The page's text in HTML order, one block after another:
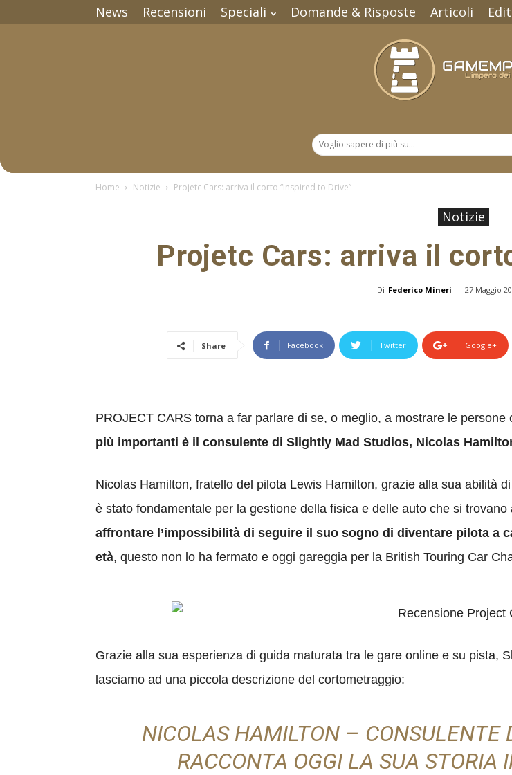
News Recensioni Speciali Domande & Risposte Articoli
Home Notizie Projetc Cars: arriva il corto “Inspired to Drive”
Notizie
Projetc Cars: arriva il
Di Federico Mineri - 27 Maggio
Share Facebook Twitter Google+
PROJECT CARS torna a far parlare di se, o meglio, a mostrare le
più importanti è il consulente di Slightly Mad Studios, Nicolas
Nicolas Hamilton, fratello del pilota Lewis Hamilton, grazie alla sua abilità
è stato fondamentale per la gestione della fisica e delle auto che si trovano
affrontare l’impossibilità di seguire il suo sogno di diventare pilota a
età, questo non lo ha fermato e oggi gareggia per la British Touring Car
Grazie alla sua esperienza di guida maturata tra le gare online e su pista,
lasciamo ad una piccola descrizione del cortometraggio:
NICOLAS HAMILTON – CONSULENTE
RACCONTA OGGI LA SUA STORIA